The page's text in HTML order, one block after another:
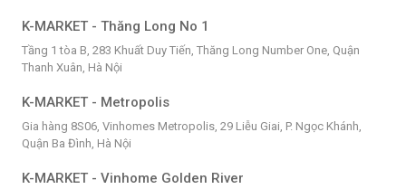
K-MARKET - Thăng Long No 1
Tầng 1 tòa B, 283 Khuất Duy Tiến, Thăng Long Number One, Quận
Thanh Xuân, Hà Nội
K-MARKET - Metropolis
Gia hàng 8S06, Vinhomes Metropolis, 29 Liễu Giai, P. Ngọc Khánh,
Quận Ba Đình, Hà Nội
K-MARKET - Vinhome Golden River